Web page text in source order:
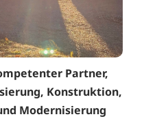
Partner,
Konstruktion,
Modernisierung